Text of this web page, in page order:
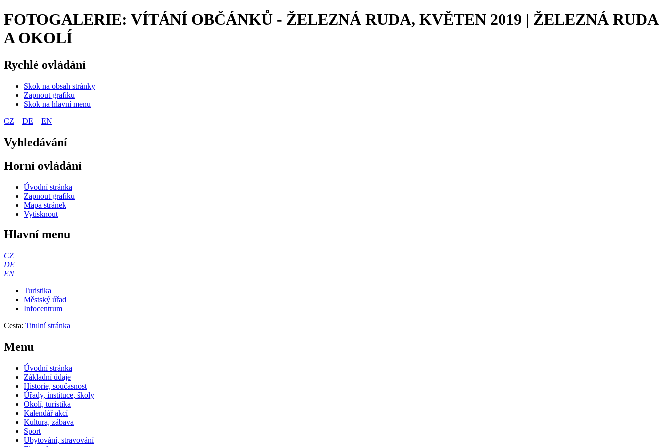
FOTOGALERIE: VÍTÁNÍ OBČÁNKŮ - ŽELEZNÁ RUDA, KVĚTEN 2019 | ŽELEZNÁ RUDA
A OKOLÍ
Rychlé ovládání
Skok na obsah stránky
Zapnout grafiku
Skok na hlavní menu
CZ
DE EN
Vyhledávání
Horní ovládání
Úvodní stránka
Zapnout grafiku
Mapa stránek
Vytisknout
Hlavní menu
CZ
DE
EN
Turistika
Městský úřad
Infocentrum
Cesta: Titulní stránka
Menu
Úvodní stránka
Základní údaje
Historie, současnost
Úřady, instituce, školy
Okolí, turistika
Kalendář akcí
Kultura, zábava
Sport
Ubytování, stravování